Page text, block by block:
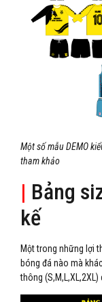
Một số mẫu DEMO
tham khảo
| Bảng
kế
Một trong những lợi
bóng đá nào mà
thông